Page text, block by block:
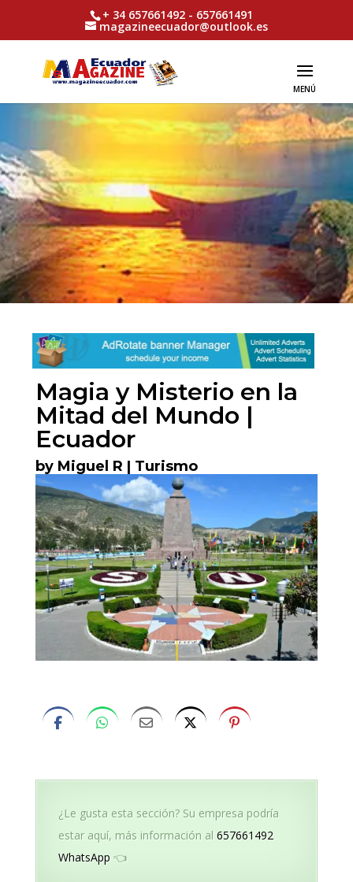
+ 34 657661492 - 657661491
magazineecuador@outlook.es
Magia y Misterio en la
Mitad del Mundo |
Ecuador
by Miguel R | Turismo
¿Le gusta esta sección? Su empresa podría
estar aquí, más información al 657661492
WhatsApp 👈